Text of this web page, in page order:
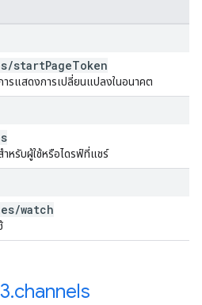
/startPageToken
รแสดงการเปลี่ยนแปลงในอนาคต
หรับผู้ใช้หรือไดรฟ์ที่แชร์
/watch
.channels